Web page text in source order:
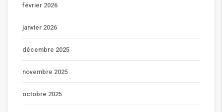
février 2026
janvier 2026
décembre 2025
novembre 2025
octobre 2025